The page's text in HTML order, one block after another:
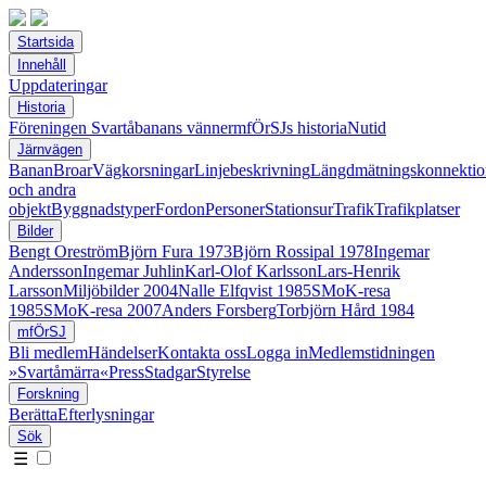
Startsida
Innehåll
Uppdateringar
Historia
Föreningen Svartåbanans vännermfÖrSJs historiaNutid
Järnvägen
BananBroarVägkorsningarLinjebeskrivning
och andra
objektByggnadstyperFordonPersonerStationsurTrafikTrafikplatser
Bilder
Bengt OreströmBjörn Fura 1973Björn Rossipal 1978Ingemar
AnderssonIngemar JuhlinKarl-Olof KarlssonLars-Henrik
LarssonMiljöbilder 2004Nalle Elfqvist 1985SMoK-resa
1985SMoK-resa 2007Anders ForsbergTorbjörn Hård 1984
mfÖrSJ
Bli medlemHändelserKontakta ossLogga inMedlemstidningen
»Svartåmärra«PressStadgarStyrelse
Forskning
BerättaEfterlysningar
Sök
☰